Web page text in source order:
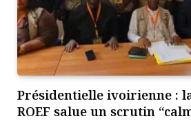
Présidentielle ivoirienne :
ROEF salue un scrutin